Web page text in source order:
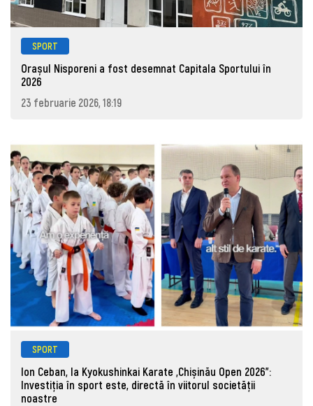
SPORT
Orașul Nisporeni a fost desemnat Capitala Sportului în
2026
23 februarie 2026, 18:19
SPORT
Ion Ceban, la Kyokushinkai Karate „Chișinău Open 2026”:
Investiția în sport este, directă în viitorul societății
noastre